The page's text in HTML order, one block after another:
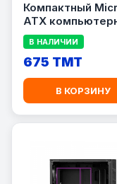
Компактный
ATX
корпус DEEPCOOL
WAVE V2
В НАЛИЧИИ
675 TMT
В КОРЗИНУ